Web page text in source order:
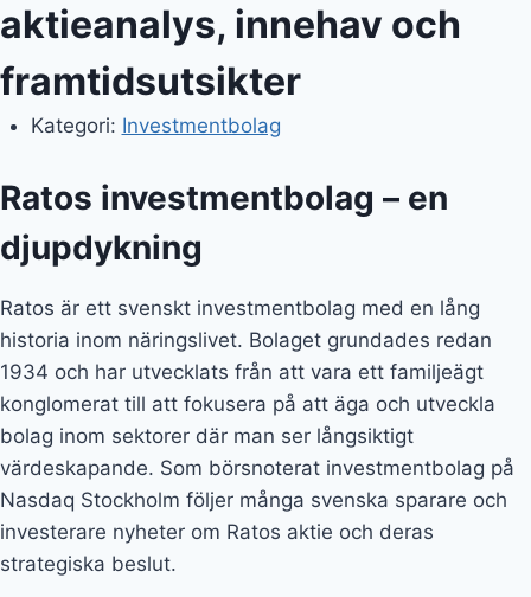
aktieanalys, innehav och
framtidsutsikter
Kategori: Investmentbolag
Ratos investmentbolag – en
djupdykning
Ratos är ett svenskt investmentbolag med en lång
historia inom näringslivet. Bolaget grundades redan
1934 och har utvecklats från att vara ett familjeägt
konglomerat till att fokusera på att äga och utveckla
bolag inom sektorer där man ser långsiktigt
värdeskapande. Som börsnoterat investmentbolag på
Nasdaq Stockholm följer många svenska sparare och
investerare nyheter om Ratos aktie och deras
strategiska beslut.